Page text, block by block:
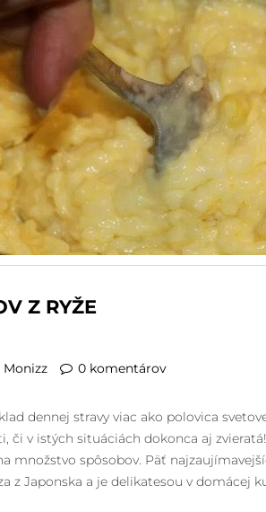
Z RYŽE
Monizz 0 komentárov
dennej stravy viac ako polovica
či v istých situáciách dokonca aj
množstvo spôsobov. Päť
z Japonska a je delikatesou v domácej